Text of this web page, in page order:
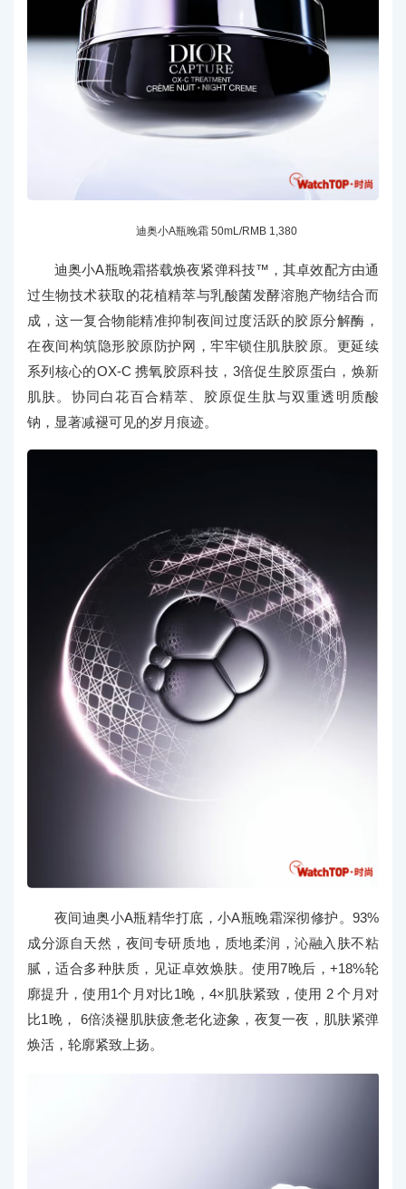
迪奥小A瓶晚霜 50mL/RMB 1,380
迪奥小A瓶晚霜搭载焕夜紧弹科技™，其卓效配方由通
过生物技术获取的花植精萃与乳酸菌发酵溶胞产物结合而
成，这一复合物能精准抑制夜间过度活跃的胶原分解酶，
在夜间构筑隐形胶原防护网，牢牢锁住肌肤胶原。更延续
系列核心的OX-C 携氧胶原科技，3倍促生胶原蛋白，焕新
肌肤。协同白花百合精萃、胶原促生肽与双重透明质酸
钠，显著减褪可见的岁月痕迹。
夜间迪奥小A瓶精华打底，小A瓶晚霜深彻修护。93%
成分源自天然，夜间专研质地，质地柔润，沁融入肤不粘
腻，适合多种肤质，见证卓效焕肤。使用7晚后，+18%轮
廓提升，使用1个月对比1晚，4×肌肤紧致，使用 2 个月对
比1晚， 6倍淡褪肌肤疲惫老化迹象，夜复一夜，肌肤紧弹
焕活，轮廓紧致上扬。